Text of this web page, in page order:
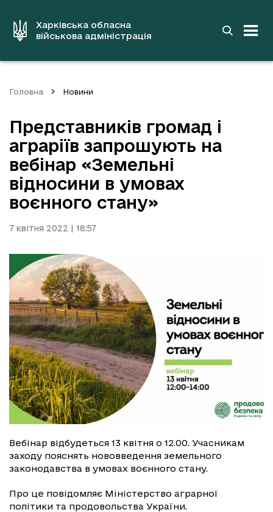
вмістуХарківська обласна
військова адміністрація
Головна Новини
Представників громад і
аграріїв запрошують на
вебінар «Земельні
відносини в умовах
воєнного стану»
7 квітня 2022 | 18:57
Вебінар відбудеться 13 квітня о 12.00. Учасникам
заходу пояснять нововведення земельного
законодавства в умовах воєнного стану.
Про це повідомляє Міністерство аграрної
політики та продовольства України.